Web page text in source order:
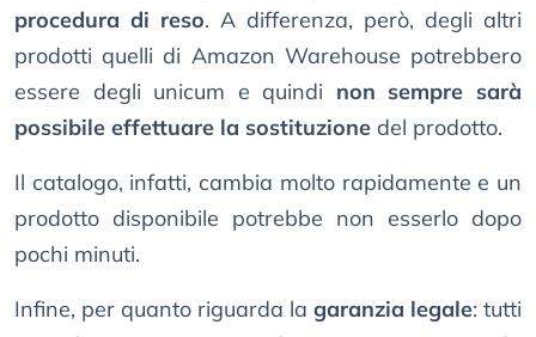
procedura di reso. A differenza, però, degli altri
prodotti quelli di Amazon Warehouse potrebbero
essere degli unicum e quindi non sempre sarà
possibile effettuare la sostituzione del prodotto.
Il catalogo, infatti, cambia molto rapidamente e un
prodotto disponibile potrebbe non esserlo dopo
pochi minuti.
Infine, per quanto riguarda la garanzia legale: tutti